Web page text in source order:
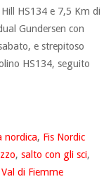
HS134 e 7,5 Km di
Gundersen con
e strepitoso
HS134, seguito
nordica, Fis Nordic
,salto con gli sci,
Val di Fiemme